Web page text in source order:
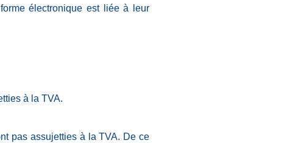
électronique est liée à leur
à la TVA.
pas assujetties à la TVA. De ce